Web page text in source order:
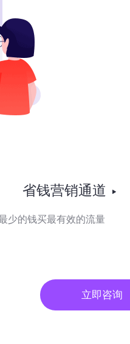
立即咨询
省钱营销通道
少的钱买最有效的流量